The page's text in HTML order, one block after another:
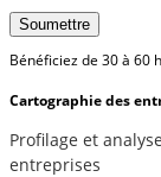
Soumettre
Bénéficiez de 30 à 60
Cartographie des
Profilage et
entreprises